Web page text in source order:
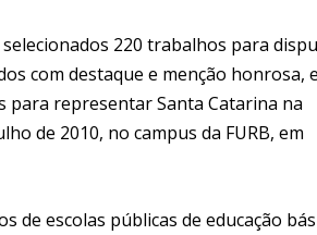
220 trabalhos para
com destaque e menção honrosa,
para representar Santa Catarina na
de 2010, no campus da FURB, em
de escolas públicas de educação